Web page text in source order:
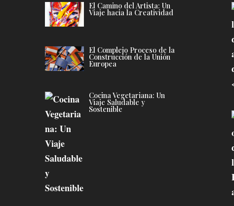
El Camino del Artista: Un
Viaje hacia la Creatividad
El Complejo Proceso de la
Construcción de la Unión
Europea
Cocina Vegetariana: Un
Viaje Saludable y
Sostenible